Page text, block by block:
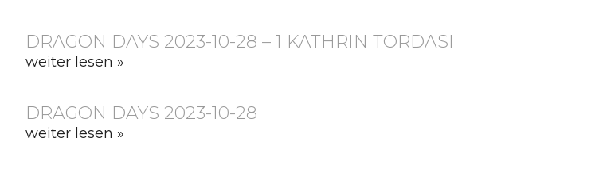
DRAGON DAYS 2023-10-28 – 1 KATHRIN TORDASI
weiter lesen »
DRAGON DAYS 2023-10-28
weiter lesen »